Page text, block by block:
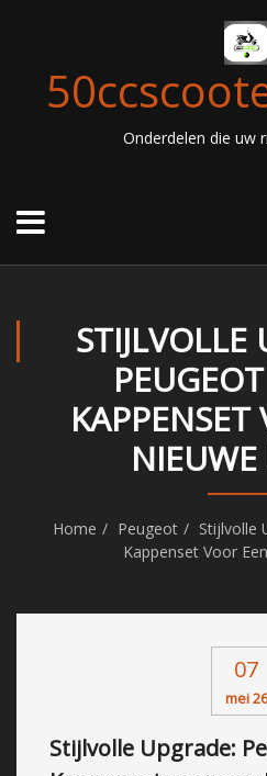
Onderdelen die uw
STIJLVOLLE
KAPPENSET
Home Peugeot
Stijlvolle
Kappenset Voor
07
mei 26
Stijlvolle Upgrade: